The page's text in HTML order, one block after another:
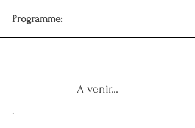
Programme:
A venir...
.